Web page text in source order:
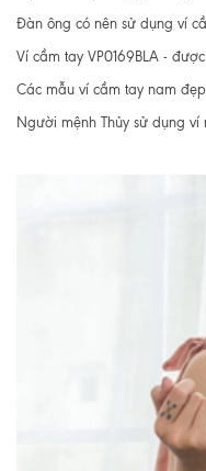
Đàn ông có nên sử dụng ví
Ví cầm tay VP0169BLA -
Các mẫu ví cầm tay nam
Người mệnh Thủy sử dụng